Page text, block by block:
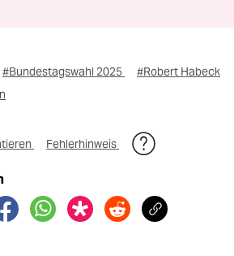
#Bundestagswahl 2025
#Robert Habeck
Fehlerhinweis